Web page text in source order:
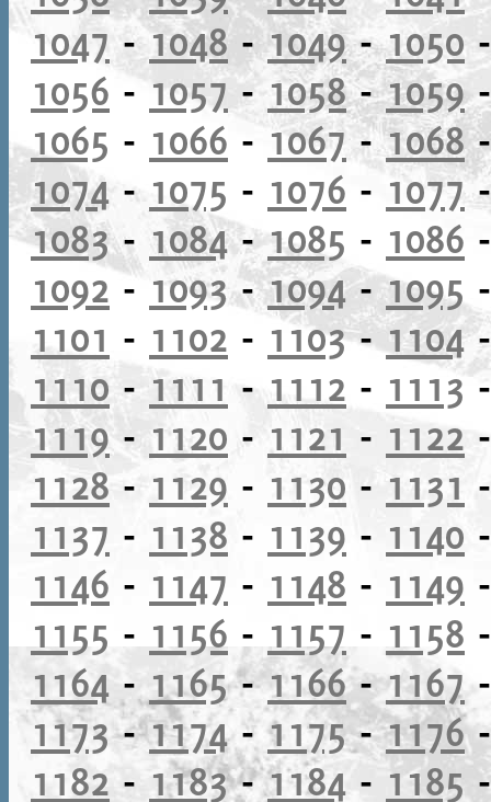
1047 -1048-1049-1050
1056 -1057 -1058-1059
1065 - 1066 -1067-1068
1074- 1075 - 1076 - 1077
1083- 1084-1085 - 1086
1092 - 1093-1094-1095
1101 - 1102 - 1103-1104
1110 -1111 - 1112 - 1113
1119- 1120 - 1121 - 1122
1128 - 1129 - 1130 - 1131
1137 - 1138 - 1139 - 1140
1146 - 1147 - 1148 - 1149
1155 - 1156 - 1157 - 1158
1164 - 1165-1166-1167
1173-1174- 1175-1176
1182 - 1183-1184 - 1185